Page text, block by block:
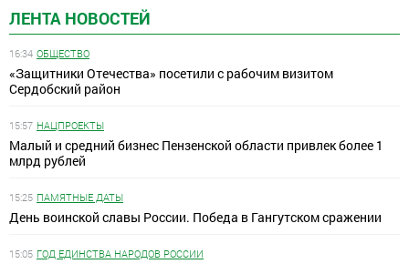
ЛЕНТА НОВОСТЕЙ
16:34 ОБЩЕСТВО
«Защитники Отечества» посетили с рабочим визитом
Сердобский район
15:57 НАЦПРОЕКТЫ
Малый и средний бизнес Пензенской области привлек более 1
млрд рублей
15:25 ПАМЯТНЫЕ ДАТЫ
День воинской славы России. Победа в Гангутском сражении
15:05 ГОД ЕДИНСТВА НАРОДОВ РОССИИ